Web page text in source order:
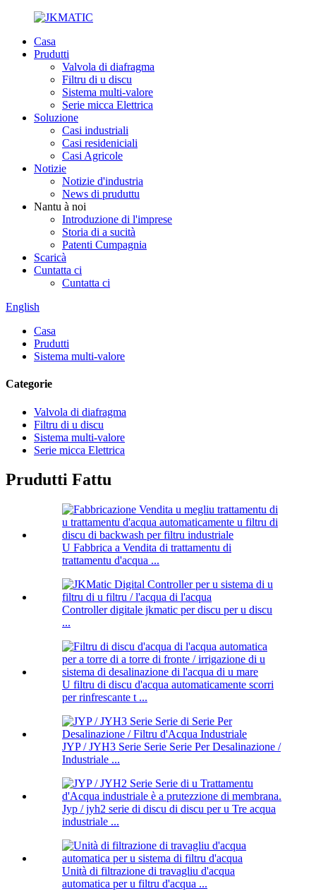
Casa
Prudutti
Valvola di diafragma
Filtru di u discu
Sistema multi-valore
Serie micca Elettrica
Soluzione
Casi industriali
Casi resideniciali
Casi Agricole
Notizie
Notizie d'industria
News di pruduttu
Nantu à noi
Introduzione di l'imprese
Storia di a sucità
Patenti Cumpagnia
Scaricà
Cuntatta ci
Cuntatta ci
English
Casa
Prudutti
Sistema multi-valore
Categorie
Valvola di diafragma
Filtru di u discu
Sistema multi-valore
Serie micca Elettrica
Prudutti Fattu
U Fabbrica a Vendita di trattamentu di
trattamentu d'acqua ...
Controller digitale jkmatic per discu per u discu
...
U filtru di discu d'acqua automaticamente scorri
per rinfrescante t ...
JYP / JYH3 Serie Serie Serie Per Desalinazione /
Industriale ...
Jyp / jyh2 serie di discu di discu per u Tre acqua
industriale ...
Unità di filtrazione di travagliu d'acqua
automatica per u filtru d'acqua ...